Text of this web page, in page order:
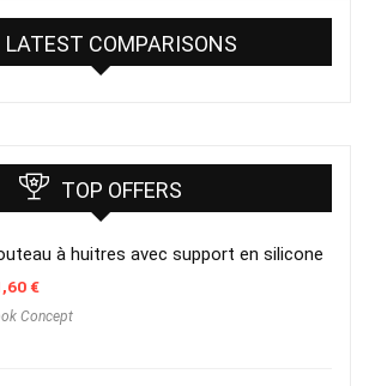
LATEST COMPARISONS
TOP OFFERS
à huitres avec support en silicone
€
Concept